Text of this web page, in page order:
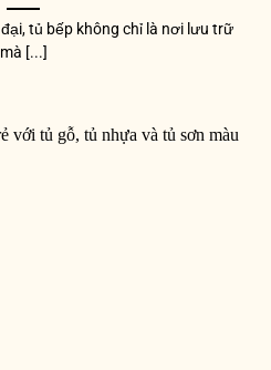
tủ bếp không chỉ là nơi lưu trữ
mà [...]